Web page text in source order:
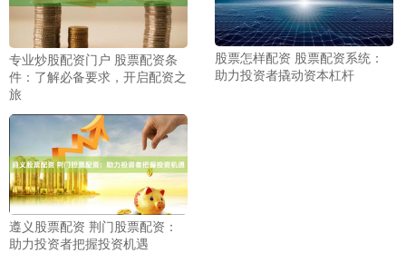
专业炒股配资门户 股票配资条
件：了解必备要求，开启配资之
旅
股票怎样配资 股票配资系统：
助力投资者撬动资本杠杆
遵义股票配资 荆门股票配资：
助力投资者把握投资机遇